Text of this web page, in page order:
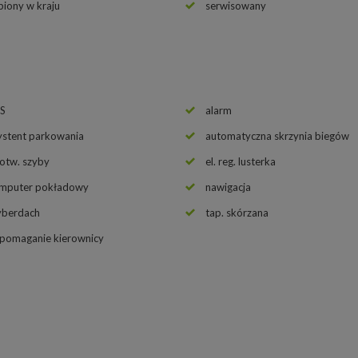
w kraju serwisowany
parkowania
szyby
pokładowy
kierownicy
alarm
automatyczna skrzynia biegów
el. reg. lusterka
nawigacja
tap. skórzana